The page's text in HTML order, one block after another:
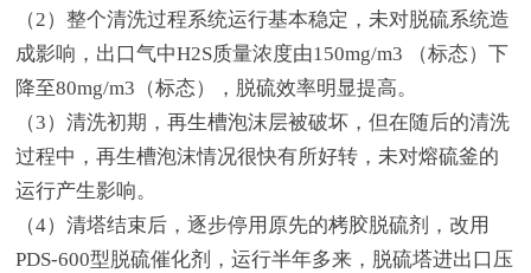
（2）整个清洗过程系统运行基本稳定，未对脱硫系统造
成影响，出口气中H2S质量浓度由150mg/m3 （标态）下
降至80mg/m3（标态），脱硫效率明显提高。
（3）清洗初期，再生槽泡沫层被破坏，但在随后的清洗
过程中，再生槽泡沫情况很快有所好转，未对熔硫釜的
运行产生影响。
（4）清塔结束后，逐步停用原先的栲胶脱硫剂，改用
PDS-600型脱硫催化剂，运行半年多来，脱硫塔进出口压